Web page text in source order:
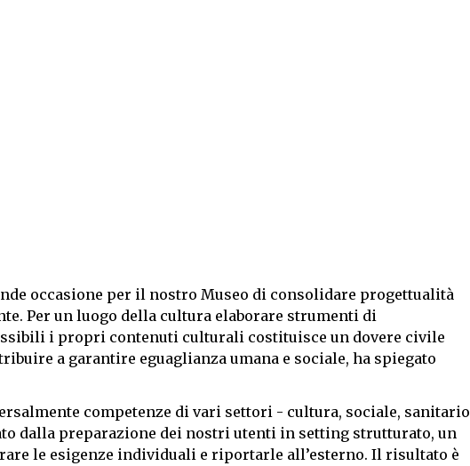
occasione per il nostro Museo di consolidare progettualità
Per un luogo della cultura elaborare strumenti di
i propri contenuti culturali costituisce un dovere civile
a garantire eguaglianza umana e sociale, ha spiegato
competenze di vari settori - cultura, sociale, sanitario
dalla preparazione dei nostri utenti in setting strutturato, un
le esigenze individuali e riportarle all’esterno. Il risultato è